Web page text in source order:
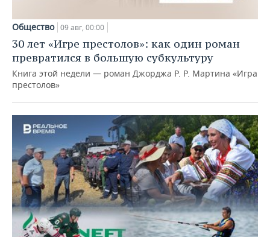
Общество 09 авг, 00:00
30 лет «Игре престолов»: как один роман
превратился в большую субкультуру
Книга этой недели — роман Джорджа Р. Р. Мартина «Игра
престолов»